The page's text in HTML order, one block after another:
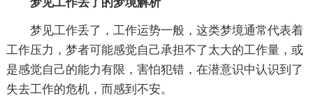
梦见工作丢了，工作运势一般，这类梦境通常代表着
工作压力，梦者可能感觉自己承担不了太大的工作量，或
是感觉自己的能力有限，害怕犯错，在潜意识中认识到了
失去工作的危机，而感到不安。